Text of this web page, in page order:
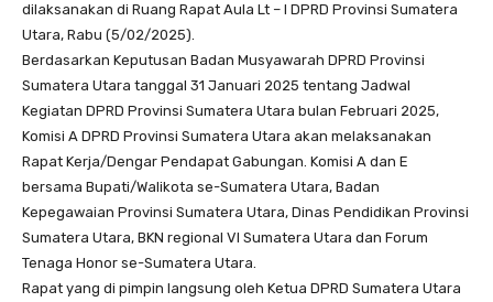
dilaksanakan di Ruang Rapat Aula Lt – I DPRD Provinsi Sumatera
Utara, Rabu (5/02/2025).
Berdasarkan Keputusan Badan Musyawarah DPRD Provinsi
Sumatera Utara tanggal 31 Januari 2025 tentang Jadwal
Kegiatan DPRD Provinsi Sumatera Utara bulan Februari 2025,
Komisi A DPRD Provinsi Sumatera Utara akan melaksanakan
Rapat Kerja/Dengar Pendapat Gabungan. Komisi A dan E
bersama Bupati/Walikota se-Sumatera Utara, Badan
Kepegawaian Provinsi Sumatera Utara, Dinas Pendidikan Provinsi
Sumatera Utara, BKN regional VI Sumatera Utara dan Forum
Tenaga Honor se-Sumatera Utara.
Rapat yang di pimpin langsung oleh Ketua DPRD Sumatera Utara